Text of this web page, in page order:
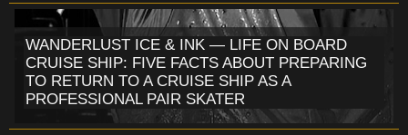
WANDERLUST ICE & INK — LIFE ON BOARD
CRUISE SHIP: FIVE FACTS ABOUT PREPARING
TO RETURN TO A CRUISE SHIP AS A
PROFESSIONAL PAIR SKATER